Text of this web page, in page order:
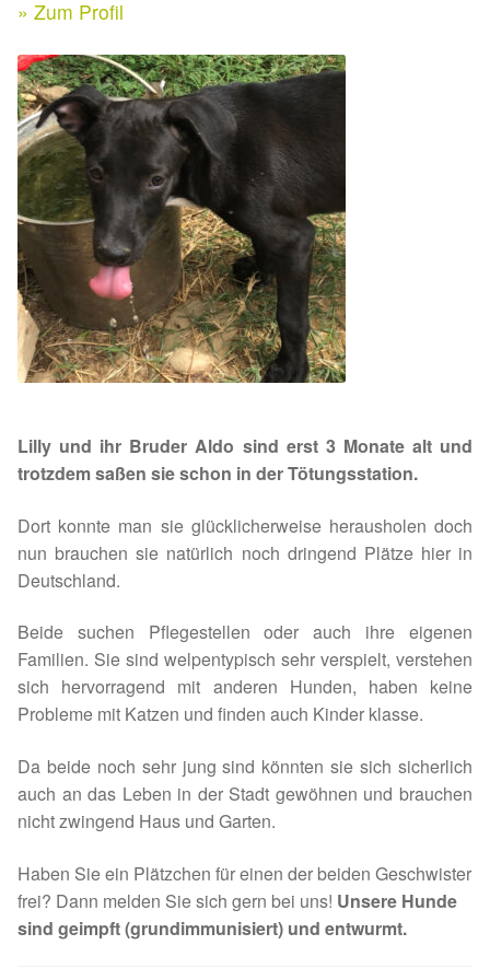
Aktuelle Spenden 2026
Ihre/Eure Spenden – Januar bis Juni 2026
Spenden 2025
Juli bis Dezember 2025
Januar bis Juni 2025
Spenden 2024
Januar bis Juni 2024
Spenden 2023
Juli bis Dezember 2023
Januar bis Juni 2023
Spenden 2022
Januar bis Juni 2022
Spenden 2021
Juli bis Dezember 2021
Kontakt & Rechtliches
Facebook
Instagram
» Zum Profil
Lilly und ihr Bruder Aldo sind erst 3 Monate alt und
trotzdem saßen sie schon in der Tötungsstation.
Dort konnte man sie glücklicherweise herausholen doch
nun brauchen sie natürlich noch dringend Plätze hier in
Deutschland.
Beide suchen Pflegestellen oder auch ihre eigenen
Familien. Sie sind welpentypisch sehr verspielt, verstehen
sich hervorragend mit anderen Hunden, haben keine
Probleme mit Katzen und finden auch Kinder klasse.
Da beide noch sehr jung sind könnten sie sich sicherlich
auch an das Leben in der Stadt gewöhnen und brauchen
nicht zwingend Haus und Garten.
Haben Sie ein Plätzchen für einen der beiden Geschwister
frei? Dann melden Sie sich gern bei uns! Unsere Hunde
sind geimpft (grundimmunisiert) und entwurmt.